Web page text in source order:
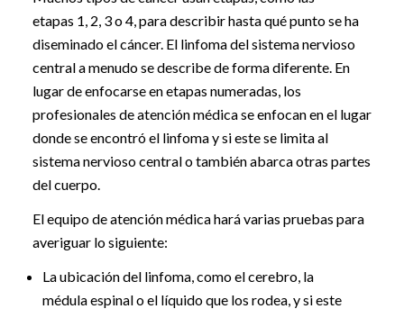
etapas 1, 2, 3 o 4, para describir hasta qué punto se ha
diseminado el cáncer. El linfoma del sistema nervioso
central a menudo se describe de forma diferente. En
lugar de enfocarse en etapas numeradas, los
profesionales de atención médica se enfocan en el lugar
donde se encontró el linfoma y si este se limita al
sistema nervioso central o también abarca otras partes
del cuerpo.
El equipo de atención médica hará varias pruebas para
averiguar lo siguiente:
La ubicación del linfoma, como el cerebro, la
médula espinal o el líquido que los rodea, y si este